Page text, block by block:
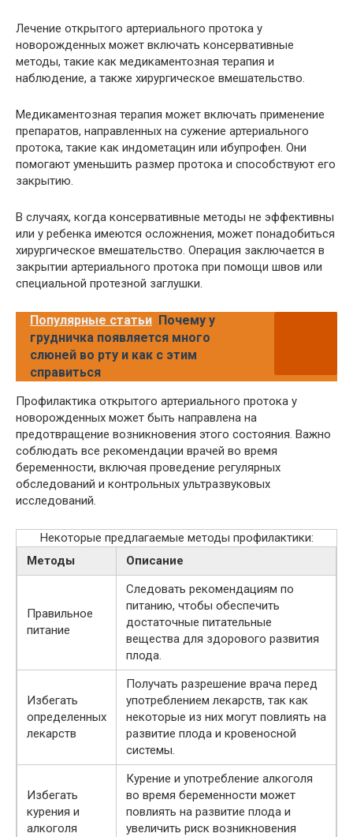
Лечение открытого артериального протока у
новорожденных может включать консервативные
методы, такие как медикаментозная терапия и
наблюдение, а также хирургическое вмешательство.
Медикаментозная терапия может включать применение
препаратов, направленных на сужение артериального
протока, такие как индометацин или ибупрофен. Они
помогают уменьшить размер протока и способствуют его
закрытию.
В случаях, когда консервативные методы не эффективны
или у ребенка имеются осложнения, может понадобиться
хирургическое вмешательство. Операция заключается в
закрытии артериального протока при помощи швов или
специальной протезной заглушки.
Популярные статьи Почему у
грудничка появляется много
слюней во рту и как с этим
справиться
Профилактика открытого артериального протока у
новорожденных может быть направлена на
предотвращение возникновения этого состояния. Важно
соблюдать все рекомендации врачей во время
беременности, включая проведение регулярных
обследований и контрольных ультразвуковых
исследований.
Некоторые предлагаемые методы профилактики:
Методы
Описание
Правильное
питание
Следовать рекомендациям по
питанию, чтобы обеспечить
достаточные питательные
вещества для здорового развития
плода.
Избегать
определенных
лекарств
Получать разрешение врача перед
употреблением лекарств, так как
некоторые из них могут повлиять на
развитие плода и кровеносной
системы.
Избегать
курения и
алкоголя
Курение и употребление алкоголя
во время беременности может
повлиять на развитие плода и
увеличить риск возникновения